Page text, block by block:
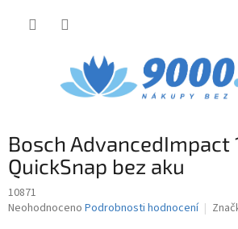
Bosch AdvancedImpact
QuickSnap bez aku
10871
Průměrné
Neohodnoceno Podrobnosti hodnocení